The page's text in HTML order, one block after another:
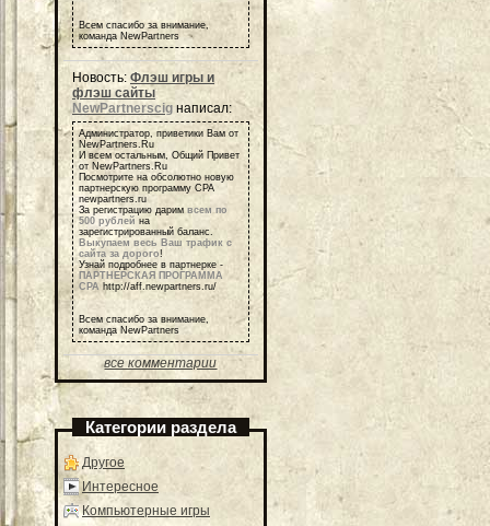
Всем спасибо за внимание,
команда NewPartners
Новость: Флэш игры и
флэш сайты
NewPartnerscig написал:
Администратор, приветики Вам от
NewPartners.Ru
И всем остальным, Общий Привет
от NewPartners.Ru
Посмотрите на обсолютно новую
партнерскую программу СРА
newpartners.ru
За регистрацию дарим всем по
500 рублей на
зарегистрированный баланс.
Выкупаем весь Ваш трафик с
сайта за дорого!
Узнай подробнее в партнерке -
ПАРТНЕРСКАЯ ПРОГРАММА
СРА http://aff.newpartners.ru/
Всем спасибо за внимание,
команда NewPartners
все комментарии
Категории раздела
Другое
Интересное
Компьютерные игры